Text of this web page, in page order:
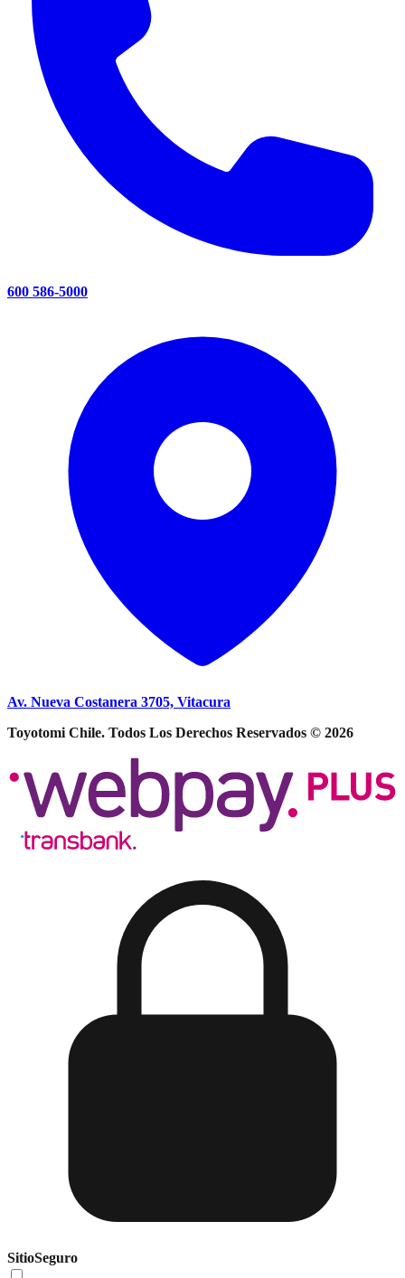
600 586-5000
Av. Nueva Costanera 3705, Vitacura
Toyotomi Chile. Todos Los Derechos Reservados © 2026
SitioSeguro